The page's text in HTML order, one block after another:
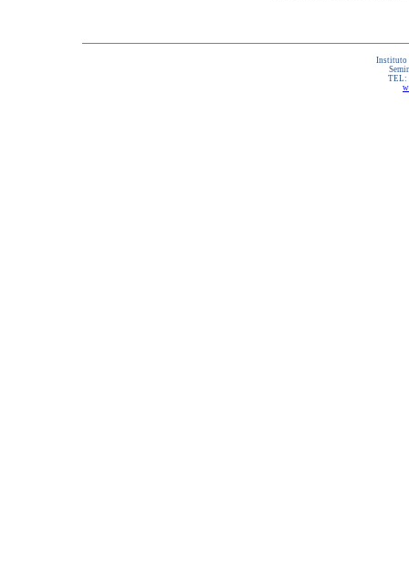
Instituto
TEL: